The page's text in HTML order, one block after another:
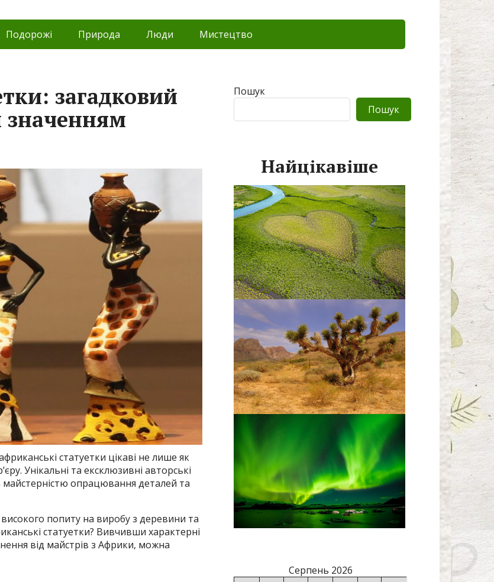
Подорожі Природа Люди Мистецтво
загадковий
значенням
статуетки цікаві не лише як
Унікальні та ексклюзивні авторські
опрацювання деталей та
попиту на виробу з деревини та
статуетки? Вивчивши характерні
від майстрів з Африки, можна
Пошук
Пошук
Найцікавіше
Серпень 2026